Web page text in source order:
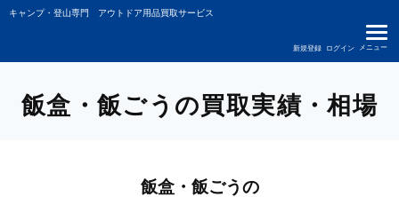
キャンプ・登山専門 アウトドア用品買取サービス
新規登録 ログイン メニュー
飯盒・飯ごうの買取実績・相場
飯盒・飯ごうの